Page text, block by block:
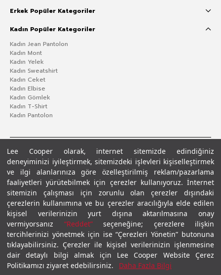
Lee Cooper olarak, internet sitemizde edindiğiniz
deneyiminizi iyileştirmek, sitemizdeki işlevleri kişiselleştirmek
ve ilgi alanlarınıza göre özelleştirilmiş reklam/pazarlama
faaliyetleri yürütebilmek için çerezler kullanıyoruz. İnternet
sitemizin çalışması için zorunlu olan çerezler dışındaki
çerezlerin kullanımına ve bu çerezler aracılığıyla elde edilen
kişisel verilerinizin yurt dışına aktarılmasına onay
vermiyorsanız “Reddet”seçeneğine; çerezlere ilişkin
tercihlerinizi yönetmek için ise “Çerezleri Yönetin” butonuna
tıklayabilirsiniz. Çerezler ile kişisel verilerinizin işlenmesine
dair detaylı bilgi almak için Lee Cooper Website Çerez
Politikamızı ziyaret edebilirsiniz.
Daha Fazla Bilgi
Erkek Popüler Kategoriler
Kadın Popüler Kategoriler
Kadın Jean Pantolon
Kadın Mont
Kadın Yelek
Kadın Sweatshirt
Kadın Ceket
Kadın Elbise
Kadın Gömlek
Kadın T-Shirt
Kadın Pantolon
Gizlilik PolitikasıÇerez Politikası KVKK Aydınlatma MetniŞartlar ve Koşullar
© 2026 Leecooper - Tüm Hakları Saklıdır.